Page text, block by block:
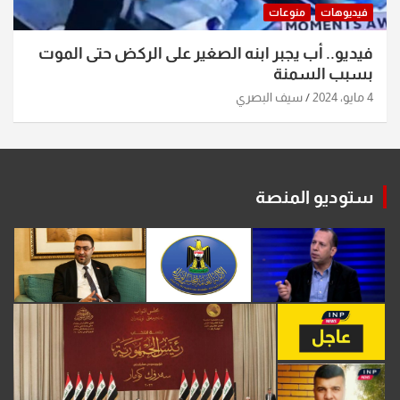
فيديوهات منوعات
فيديو.. أب يجبر ابنه الصغير على الركض حتى الموت
بسبب السمنة
4 مايو، 2024 سيف البصري
ستوديو المنصة